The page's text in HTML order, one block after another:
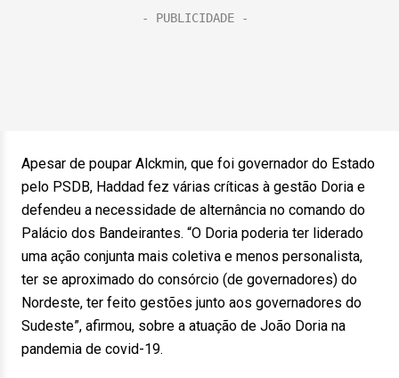
Apesar de poupar Alckmin, que foi governador do Estado
pelo PSDB, Haddad fez várias críticas à gestão Doria e
defendeu a necessidade de alternância no comando do
Palácio dos Bandeirantes. “O Doria poderia ter liderado
uma ação conjunta mais coletiva e menos personalista,
ter se aproximado do consórcio (de governadores) do
Nordeste, ter feito gestões junto aos governadores do
Sudeste”, afirmou, sobre a atuação de João Doria na
pandemia de covid-19.